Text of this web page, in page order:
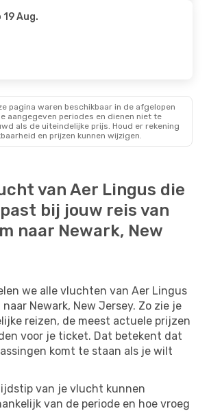
19 Aug.
pagina waren beschikbaar in de afgelopen
aangegeven periodes en dienen niet te
als de uiteindelijke prijs. Houd er rekening
en prijzen kunnen wijzigen.
van Aer Lingus die
bij jouw reis van
naar Newark, New
we alle vluchten van Aer Lingus
Newark, New Jersey. Zo zie je
reizen, de meest actuele prijzen
voor je ticket. Dat betekent dat
komt te staan als je wilt
van je vlucht kunnen
van de periode en hoe vroeg